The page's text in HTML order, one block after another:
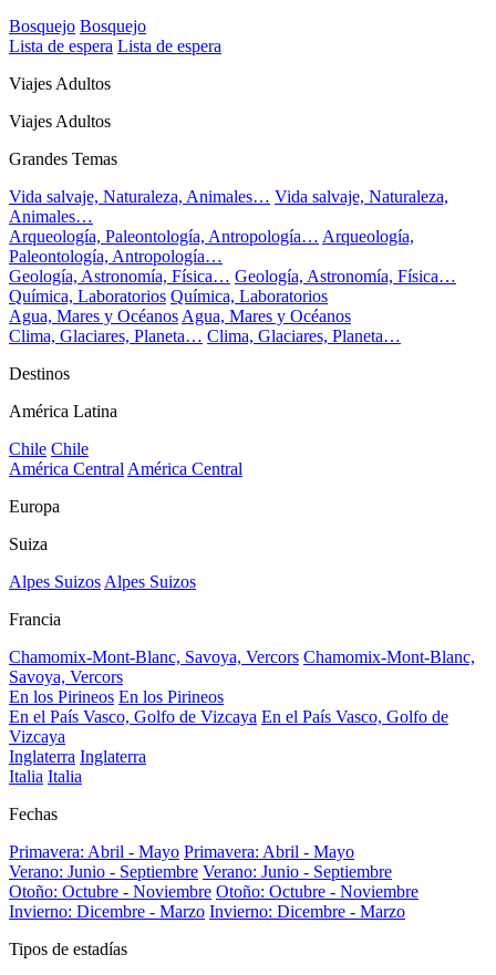
Bosquejo Bosquejo
Lista de espera Lista de espera
Viajes Adultos
Viajes Adultos
Grandes Temas
Vida salvaje, Naturaleza, Animales… Vida salvaje, Naturaleza,
Animales…
Arqueología, Paleontología, Antropología… Arqueología,
Paleontología, Antropología…
Geología, Astronomía, Física… Geología, Astronomía, Física…
Química, Laboratorios Química, Laboratorios
Agua, Mares y Océanos Agua, Mares y Océanos
Clima, Glaciares, Planeta… Clima, Glaciares, Planeta…
Destinos
América Latina
Chile Chile
América Central América Central
Europa
Suiza
Alpes Suizos Alpes Suizos
Francia
Chamomix-Mont-Blanc, Savoya, Vercors Chamomix-Mont-Blanc,
Savoya, Vercors
En los Pirineos En los Pirineos
En el País Vasco, Golfo de Vizcaya En el País Vasco, Golfo de
Vizcaya
Inglaterra Inglaterra
Italia Italia
Fechas
Primavera: Abril - Mayo Primavera: Abril - Mayo
Verano: Junio - Septiembre Verano: Junio - Septiembre
Otoño: Octubre - Noviembre Otoño: Octubre - Noviembre
Invierno: Dicembre - Marzo Invierno: Dicembre - Marzo
Tipos de estadías